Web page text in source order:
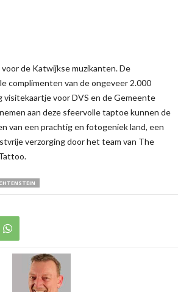
de Katwijkse muzikanten. De
complimenten van de ongeveer 2.000
visitekaartje voor DVS en de Gemeente
aan deze sfeervolle taptoe kunnen de
van een prachtig en fotogeniek land, een
verzorging door het team van The